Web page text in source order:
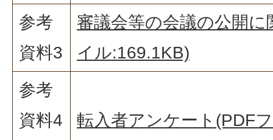
参考
資料3
審議会等の会議の公開
イル:169.1KB)
参考
資料4
転入者アンケート(PDF